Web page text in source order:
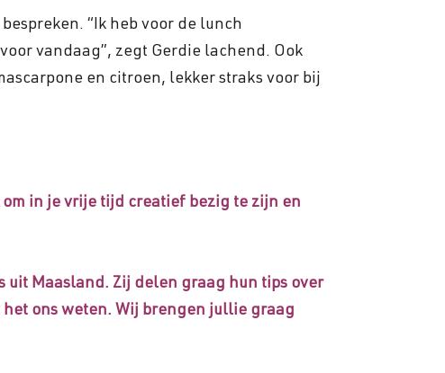
“Ik heb voor de lunch
vandaag”, zegt Gerdie lachend. Ook
en citroen, lekker straks voor bij
in je vrije tijd creatief bezig te zijn en
uit Maasland. Zij delen graag hun tips over
ons weten. Wij brengen jullie graag